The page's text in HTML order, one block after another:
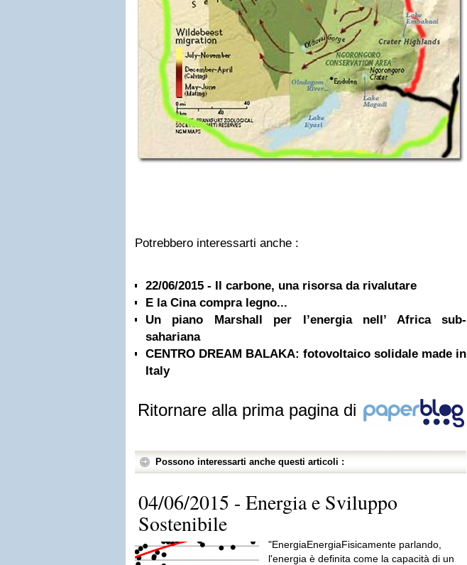
Potrebbero interessarti anche :
22/06/2015 - Il carbone, una risorsa da rivalutare
E la Cina compra legno...
Un piano Marshall per l’energia nell’ Africa sub-
sahariana
CENTRO DREAM BALAKA: fotovoltaico solidale made in
Italy
Ritornare alla prima pagina di
Possono interessarti anche questi articoli :
04/06/2015 - Energia e Sviluppo
Sostenibile
"EnergiaEnergiaFisicamente parlando,
l'energia è definita come la capacità di un